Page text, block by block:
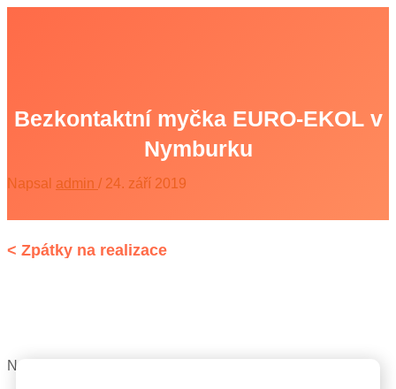
Bezkontaktní myčka EURO-EKOL v
Nymburku
Napsal admin / 24. září 2019
Nymburk